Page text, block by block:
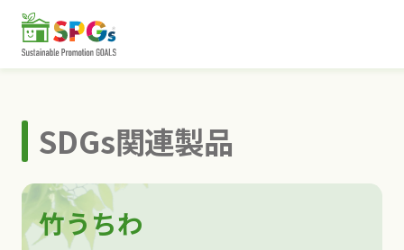
SDGs関連製品
竹うちわ